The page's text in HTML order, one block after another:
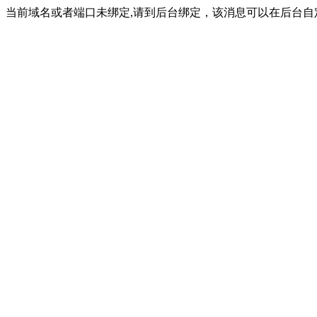
当前域名或者端口未绑定,请到后台绑定，该消息可以在后台自